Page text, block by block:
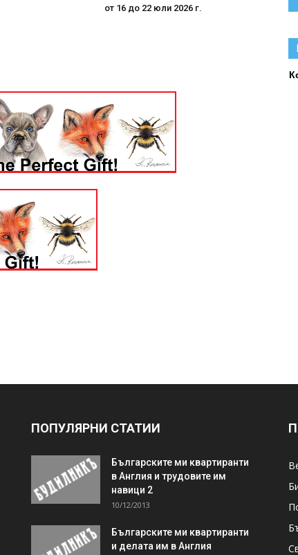
от 16 до 22 юли 2026 г.
ПОПУЛЯРНИ СТАТИИ
Българските ми квартиранти
в Англия и трудовите им
навици 2
10/12/2013
Българските ми квартиранти
и делата им в Англия